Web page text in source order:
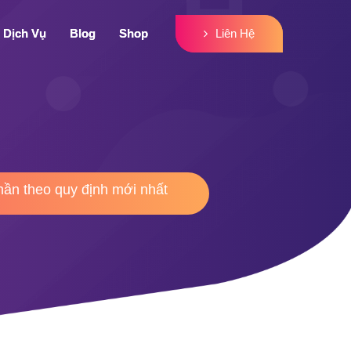
Liên Hệ
Dịch Vụ Blog Shop Liên Hệ
Dịch Vụ Blog Shop
theo quy định mới nhất